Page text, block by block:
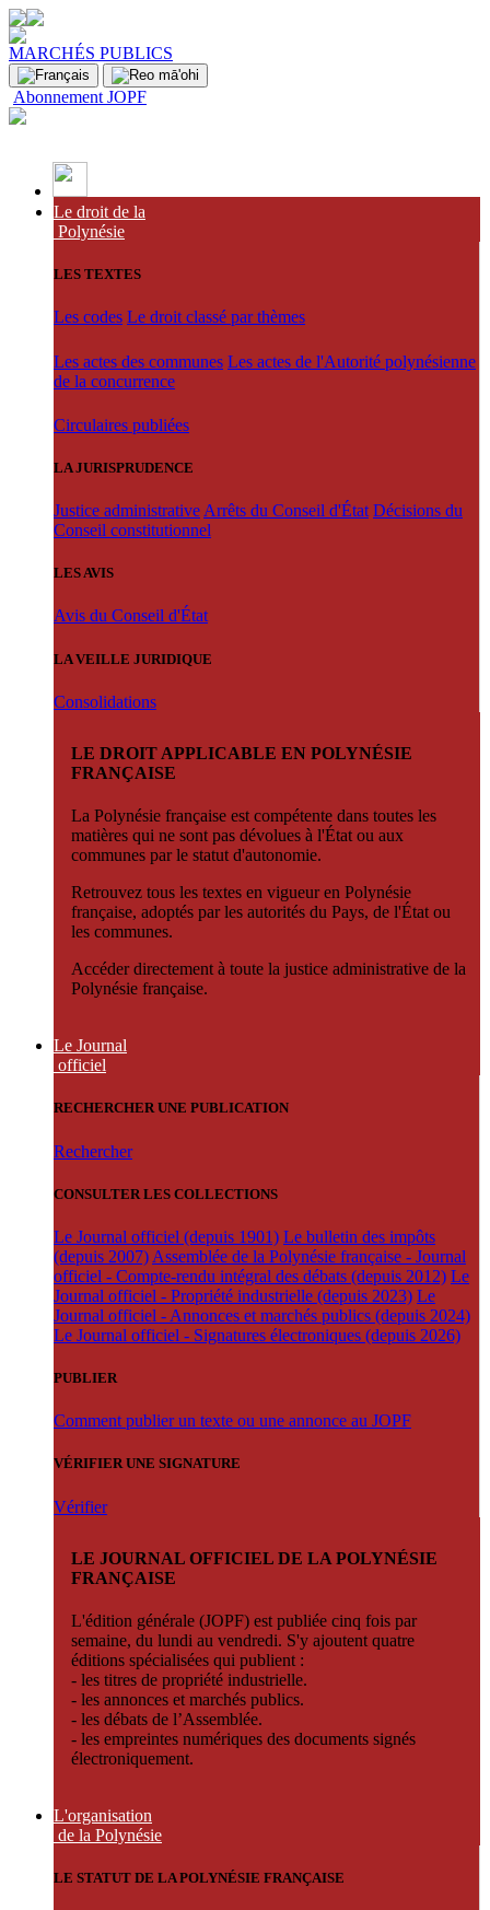
MARCHÉS PUBLICS
Abonnement JOPF
Le droit de la
Polynésie
LES TEXTES
Les codes Le droit classé par thèmes
Les actes des communes Les actes de l'Autorité polynésienne
de la concurrence
Circulaires publiées
LA JURISPRUDENCE
Justice administrative Arrêts du Conseil d'État Décisions du
Conseil constitutionnel
LES AVIS
Avis du Conseil d'État
LA VEILLE JURIDIQUE
Consolidations
LE DROIT APPLICABLE EN POLYNÉSIE
FRANÇAISE
La Polynésie française est compétente dans toutes les
matières qui ne sont pas dévolues à l'État ou aux
communes par le statut d'autonomie.
Retrouvez tous les textes en vigueur en Polynésie
française, adoptés par les autorités du Pays, de l'État ou
les communes.
Accéder directement à toute la justice administrative de la
Polynésie française.
Le Journal
officiel
RECHERCHER UNE PUBLICATION
Rechercher
CONSULTER LES COLLECTIONS
Le Journal officiel (depuis 1901) Le bulletin des impôts
(depuis 2007) Assemblée de la Polynésie française - Journal
officiel - Compte-rendu intégral des débats (depuis 2012) Le
Journal officiel - Propriété industrielle (depuis 2023) Le
Journal officiel - Annonces et marchés publics (depuis 2024)
Le Journal officiel - Signatures électroniques (depuis 2026)
PUBLIER
Comment publier un texte ou une annonce au JOPF
VÉRIFIER UNE SIGNATURE
Vérifier
LE JOURNAL OFFICIEL DE LA POLYNÉSIE
FRANÇAISE
L'édition générale (JOPF) est publiée cinq fois par
semaine, du lundi au vendredi. S'y ajoutent quatre
éditions spécialisées qui publient :
- les titres de propriété industrielle.
- les annonces et marchés publics.
- les débats de l’Assemblée.
- les empreintes numériques des documents signés
électroniquement.
L'organisation
de la Polynésie
LE STATUT DE LA POLYNÉSIE FRANÇAISE